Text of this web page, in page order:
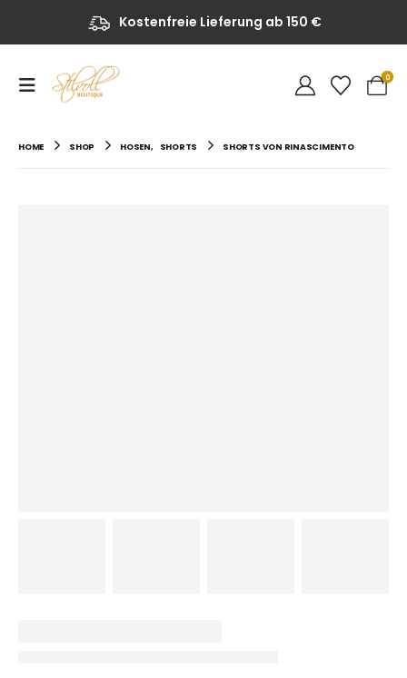
Kostenfreie Lieferung ab 150 €
0
HOME SHOP HOSEN, SHORTS SHORTS VON RINASCIMENTO